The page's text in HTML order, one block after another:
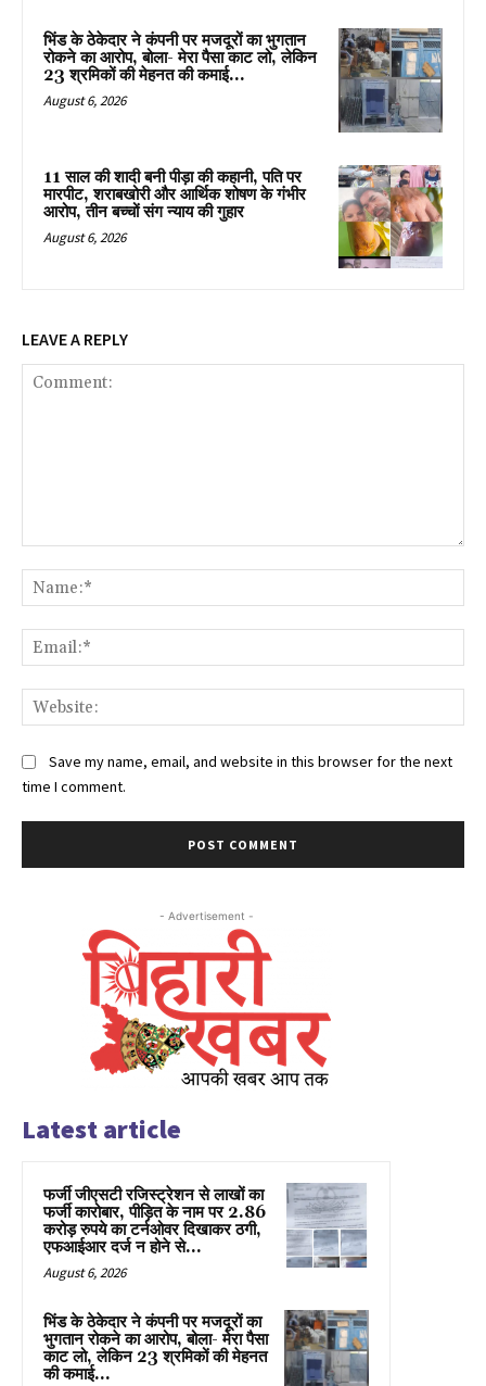
भिंड के ठेकेदार ने कंपनी पर मजदूरों का भुगतान
रोकने का आरोप, बोला- मेरा पैसा काट लो, लेकिन
23 श्रमिकों की मेहनत की कमाई...
August 6, 2026
11 साल की शादी बनी पीड़ा की कहानी, पति पर
मारपीट, शराबखोरी और आर्थिक शोषण के गंभीर
आरोप, तीन बच्चों संग न्याय की गुहार
August 6, 2026
LEAVE A REPLY
Save my name, email, and website in this browser for the next
time I comment.
- Advertisement -
Latest article
फर्जी जीएसटी रजिस्ट्रेशन से लाखों का
फर्जी कारोबार, पीड़ित के नाम पर 2.86
करोड़ रुपये का टर्नओवर दिखाकर ठगी,
एफआईआर दर्ज न होने से...
August 6, 2026
भिंड के ठेकेदार ने कंपनी पर मजदूरों का
भुगतान रोकने का आरोप, बोला- मेरा पैसा
काट लो, लेकिन 23 श्रमिकों की मेहनत
की कमाई...